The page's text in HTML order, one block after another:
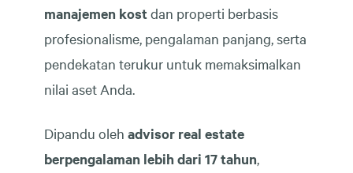
manajemen kostdan properti berbasis
profesionalisme, pengalaman panjang, serta
pendekatan terukur untuk memaksimalkan
nilai aset Anda.
Dipandu oleh advisor real estate
berpengalaman lebih dari 17 tahun,